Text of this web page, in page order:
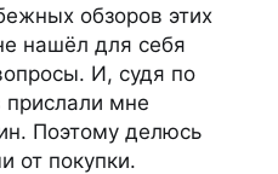
обзоров этих
нашёл для себя
И, судя по
прислали мне
Поэтому делюсь
от покупки.